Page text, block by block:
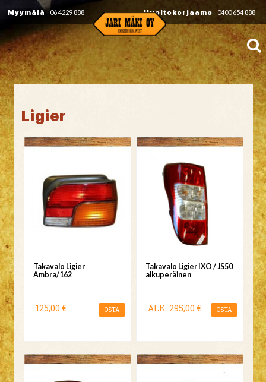
Myymälä 06 4229 888 Huoltokorjaamo 0400 654 888
Ligier
Takavalo Ligier
Ambra/162
125,00 € OSTA
Takavalo Ligier IXO / JS50
alkuperäinen
ALK. 295,00 € OSTA